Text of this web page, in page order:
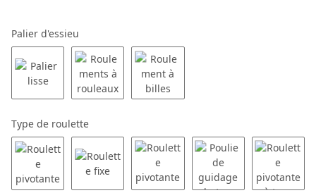
Palier d'essieu
Type de roulette